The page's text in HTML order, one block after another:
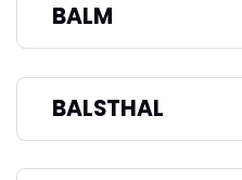
BALM
BALSTHAL